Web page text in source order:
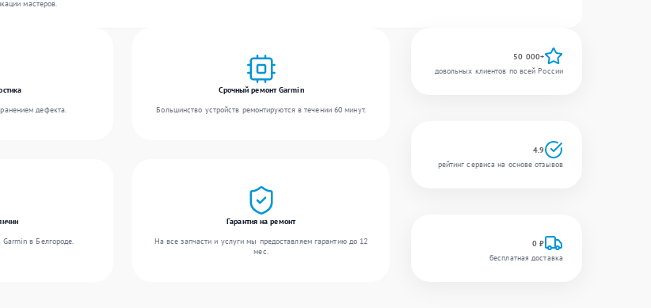
мастеров.
дефекта.
Срочный ремонт Garmin
Большинство устройств ремонтируются в течении 60 минут.
в Белгороде.
Гарантия на ремонт
На все запчасти и услуги мы предоставляем гарантию до 12
мес.
50 000+
довольных клиентов по всей России
4.9
рейтинг сервиса на основе отзывов
0 ₽
бесплатная доставка